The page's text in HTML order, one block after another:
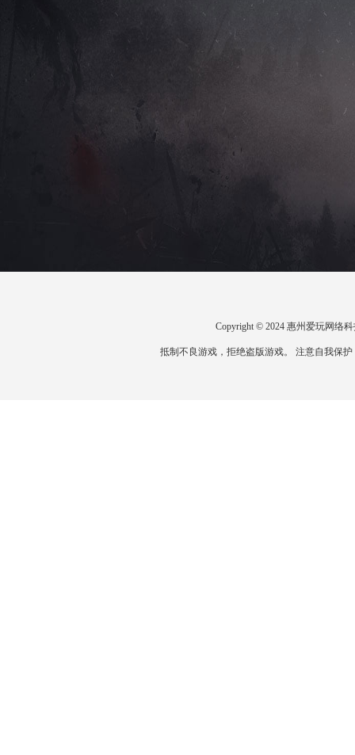
Copyright © 2024 惠州爱玩网络
抵制不良游戏，拒绝盗版游戏。 注意自我保